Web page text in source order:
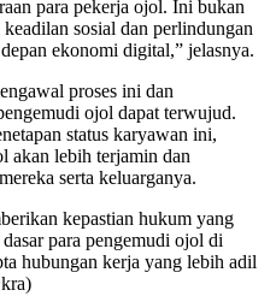
para pekerja ojol. Ini bukan
sosial dan perlindungan
ekonomi digital,” jelasnya.
proses ini dan
ojol dapat terwujud.
status karyawan ini,
akan lebih terjamin dan
serta keluarganya.
kepastian hukum yang
para pengemudi ojol di
hubungan kerja yang lebih adil